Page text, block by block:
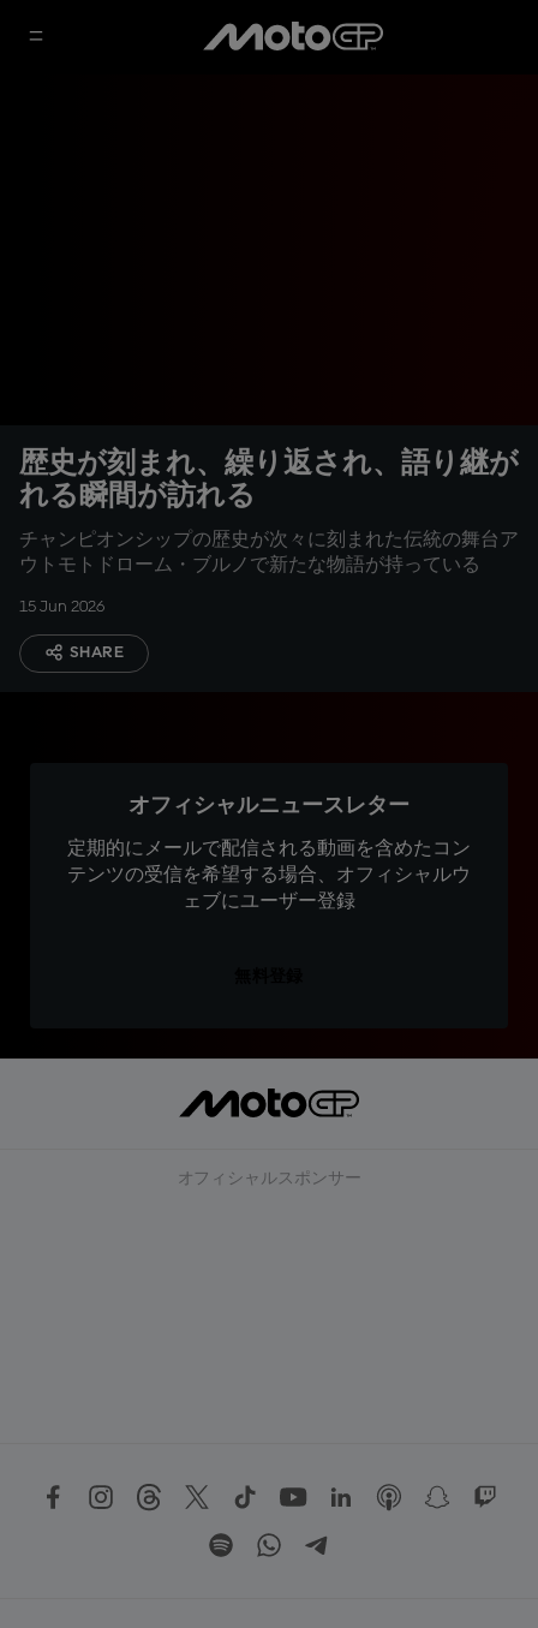
歴史が刻まれ、繰り返され、語り継が
れる瞬間が訪れる
チャンピオンシップの歴史が次々に刻まれた伝統の舞台ア
ウトモトドローム・ブルノで新たな物語が持っている
15 Jun 2026
SHARE
オフィシャルニュースレター
定期的にメールで配信される動画を含めたコン
テンツの受信を希望する場合、オフィシャルウ
ェブにユーザー登録
オフィシャルスポンサー